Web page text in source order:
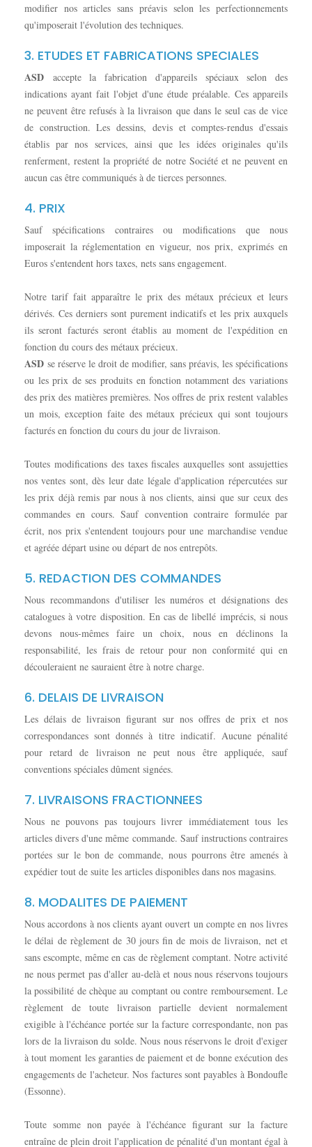
modifier nos articles sans préavis selon les perfectionnements
qu'imposerait l'évolution des techniques.
3. ETUDES ET FABRICATIONS SPECIALES
ASD accepte la fabrication d'appareils spéciaux selon des
indications ayant fait l'objet d'une étude préalable. Ces appareils
ne peuvent être refusés à la livraison que dans le seul cas de vice
de construction. Les dessins, devis et comptes-rendus d'essais
établis par nos services, ainsi que les idées originales qu'ils
renferment, restent la propriété de notre Société et ne peuvent en
aucun cas être communiqués à de tierces personnes.
4. PRIX
Sauf spécifications contraires ou modifications que nous
imposerait la réglementation en vigueur, nos prix, exprimés en
Euros s'entendent hors taxes, nets sans engagement.
Notre tarif fait apparaître le prix des métaux précieux et leurs
dérivés. Ces derniers sont purement indicatifs et les prix auxquels
ils seront facturés seront établis au moment de l'expédition en
fonction du cours des métaux précieux.
ASD se réserve le droit de modifier, sans préavis, les spécifications
ou les prix de ses produits en fonction notamment des variations
des prix des matières premières. Nos offres de prix restent valables
un mois, exception faite des métaux précieux qui sont toujours
facturés en fonction du cours du jour de livraison.
Toutes modifications des taxes fiscales auxquelles sont assujetties
nos ventes sont, dès leur date légale d'application répercutées sur
les prix déjà remis par nous à nos clients, ainsi que sur ceux des
commandes en cours. Sauf convention contraire formulée par
écrit, nos prix s'entendent toujours pour une marchandise vendue
et agréée départ usine ou départ de nos entrepôts.
5. REDACTION DES COMMANDES
Nous recommandons d'utiliser les numéros et désignations des
catalogues à votre disposition. En cas de libellé imprécis, si nous
devons nous-mêmes faire un choix, nous en déclinons la
responsabilité, les frais de retour pour non conformité qui en
découleraient ne sauraient être à notre charge.
6. DELAIS DE LIVRAISON
Les délais de livraison figurant sur nos offres de prix et nos
correspondances sont donnés à titre indicatif. Aucune pénalité
pour retard de livraison ne peut nous être appliquée, sauf
conventions spéciales dûment signées.
7. LIVRAISONS FRACTIONNEES
Nous ne pouvons pas toujours livrer immédiatement tous les
articles divers d'une même commande. Sauf instructions contraires
portées sur le bon de commande, nous pourrons être amenés à
expédier tout de suite les articles disponibles dans nos magasins.
8. MODALITES DE PAIEMENT
Nous accordons à nos clients ayant ouvert un compte en nos livres
le délai de règlement de 30 jours fin de mois de livraison, net et
sans escompte, même en cas de règlement comptant. Notre activité
ne nous permet pas d'aller au-delà et nous nous réservons toujours
la possibilité de chèque au comptant ou contre remboursement. Le
règlement de toute livraison partielle devient normalement
exigible à l'échéance portée sur la facture correspondante, non pas
lors de la livraison du solde. Nous nous réservons le droit d'exiger
à tout moment les garanties de paiement et de bonne exécution des
engagements de l'acheteur. Nos factures sont payables à Bondoufle
(Essonne).
Toute somme non payée à l'échéance figurant sur la facture
entraîne de plein droit l'application de pénalité d'un montant égal à